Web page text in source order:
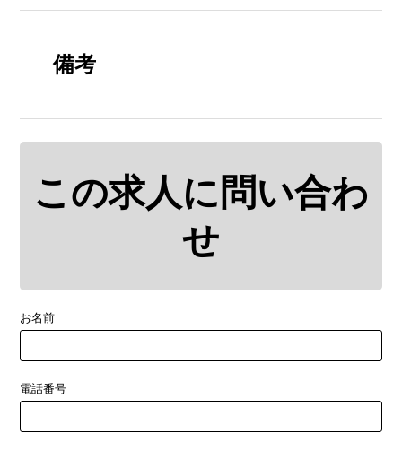
備考
この求人に問い合わ
せ
お名前
電話番号